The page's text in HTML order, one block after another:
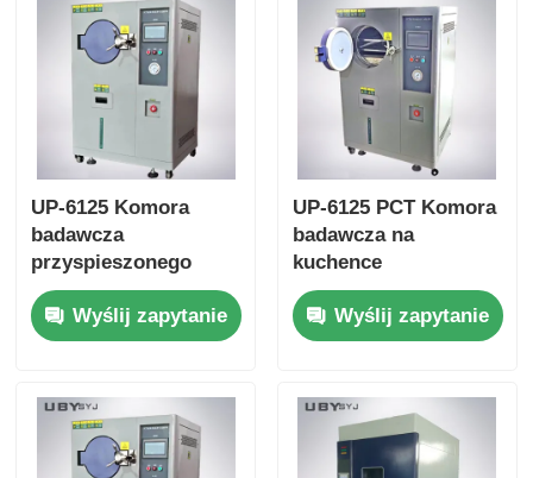
UP-6125 Komora
badawcza
przyspieszonego
starzenia z zakresem
wilgotności 100%Rh,
jednolitością
zakresem
temperatury
105°C~+135°C do
Wyślij zapytanie
UP-6125 PCT Komora
badawcza na
kuchence
ciśnieniowej z 100%
RH stałą parą
nasyconą w zakresie
143 °C i ciśnieniem
roboczym 0,05 ~ 0,30
Wyślij zapytanie